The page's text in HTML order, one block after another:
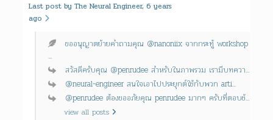
Last post by The Neural Engineer, 6 years
ago
ขออนุญาตย้ายคำถามคุณ @nanoniix จากกระทู้ workshop
...
สวัสดีครับคุณ @penrudee สำหรับในภาพรวม เรามีบทควา...
@neural-engineer สนใจเอาไปประยุกต์ใช้​กับพวก​ arti...
@penrudee ต้องขออภัยคุณ penrudee มากๆ ครับที่ตอบช้...
view all posts